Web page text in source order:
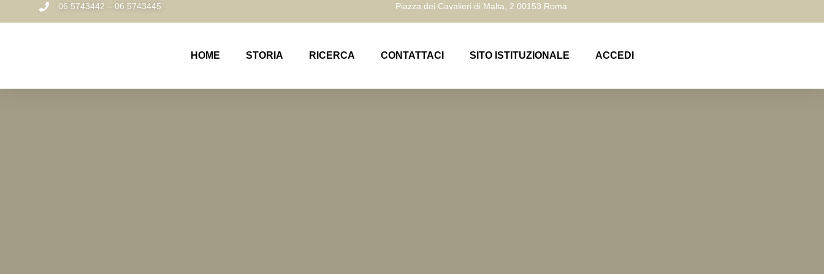
06 5743442 – 06 5743445 Piazza dei Cavalieri di Malta, 2 00153 Roma
HOME STORIA RICERCA CONTATTACI SITO ISTITUZIONALE ACCEDI